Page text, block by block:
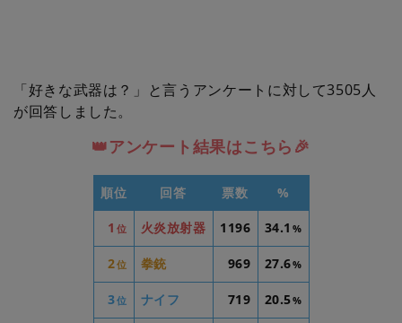
「好きな武器は？」と言うアンケートに対して3505人
が回答しました。
👑アンケート結果はこちら🎉
順位 回答 票数 %
1 位 火炎放射器 1196 34.1 %
2位 拳銃 969 27.6%
3位 ナイフ 719 20.5%